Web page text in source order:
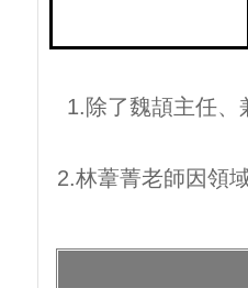
1.除了魏頡主任、
2.林葦菁老師因領